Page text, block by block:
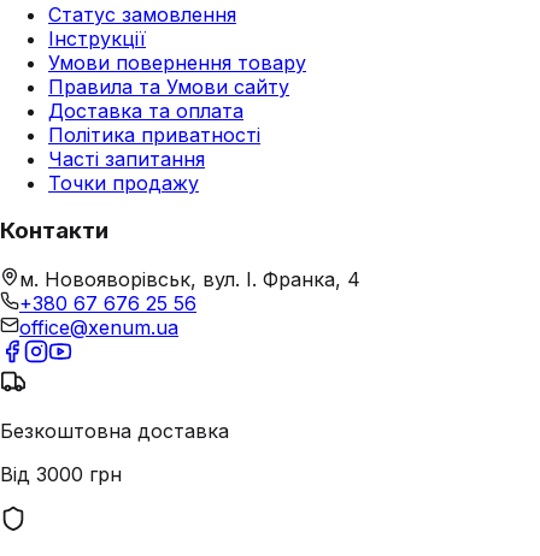
Статус замовлення
Інструкції
Умови повернення товару
Правила та Умови сайту
Доставка та оплата
Політика приватності
Часті запитання
Точки продажу
Контакти
м. Новояворівськ, вул. І. Франка, 4
+380 67 676 25 56
office@xenum.ua
Безкоштовна доставка
Від 3000 грн